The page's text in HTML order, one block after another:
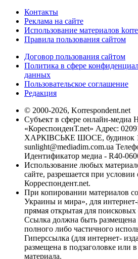
Контакты
Реклама на сайте
Использование материалов
Правила пользования сайтом
Договор пользования сайтом
Политика в сфере
данных
Пользовательское соглашение
Редакция
© 2000-2026, Korrespondent.net
Субъект в сфере онлайн-медиа
«КореспонденТ.net» Адрес:
ХАРКІВСЬКЕ ШОСЕ, будинок
sunlight@mediadim.com.ua
Идентификатор медиа - R40-
Использование любых
сайте, разрешается при
Корреспондент.net.
При копировании материалов
Украины и мира», для интернет-
прямая открытая для
Ссылка должна быть размещена
полного либо частичного
Гиперссылка (для интернет-
размещена в подзаголовке или
материала.